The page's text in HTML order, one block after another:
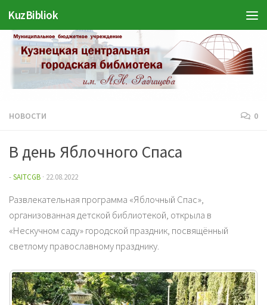
Перейти к содержимому
KuzBibliok
НОВОСТИ 0
В день Яблочного Спаса
-SAITCGB · 22.08.2022
Развлекательная программа «Яблочный Спас»,
организованная детской библиотекой, открыла в
«Нескучном саду» городской праздник, посвящённый
светлому православному празднику.